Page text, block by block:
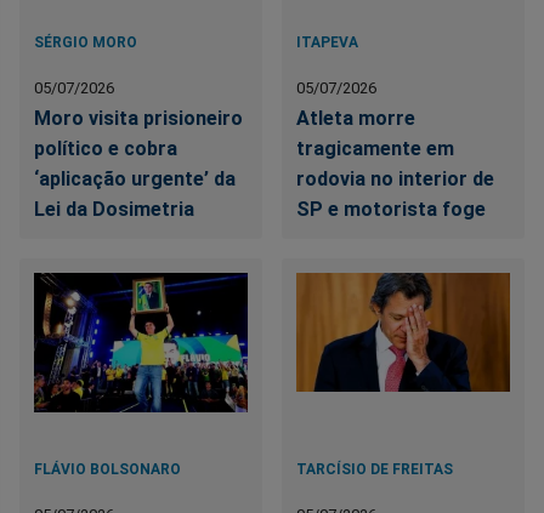
SÉRGIO MORO
05/07/2026
Moro visita prisioneiro
político e cobra
‘aplicação urgente’ da
Lei da Dosimetria
ITAPEVA
05/07/2026
Atleta morre
tragicamente em
rodovia no interior de
SP e motorista foge
FLÁVIO BOLSONARO TARCÍSIO DE FREITAS